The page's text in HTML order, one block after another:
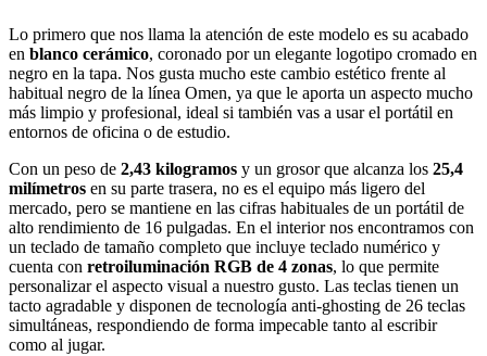
Lo primero que nos llama la atención de este modelo es su acabado
en blanco cerámico, coronado por un elegante logotipo cromado en
negro en la tapa. Nos gusta mucho este cambio estético frente al
habitual negro de la línea Omen, ya que le aporta un aspecto mucho
más limpio y profesional, ideal si también vas a usar el portátil en
entornos de oficina o de estudio.
Con un peso de 2,43 kilogramos y un grosor que alcanza los 25,4
milímetros en su parte trasera, no es el equipo más ligero del
mercado, pero se mantiene en las cifras habituales de un portátil de
alto rendimiento de 16 pulgadas. En el interior nos encontramos con
un teclado de tamaño completo que incluye teclado numérico y
cuenta con retroiluminación RGB de 4 zonas, lo que permite
personalizar el aspecto visual a nuestro gusto. Las teclas tienen un
tacto agradable y disponen de tecnología anti-ghosting de 26 teclas
simultáneas, respondiendo de forma impecable tanto al escribir
como al jugar.